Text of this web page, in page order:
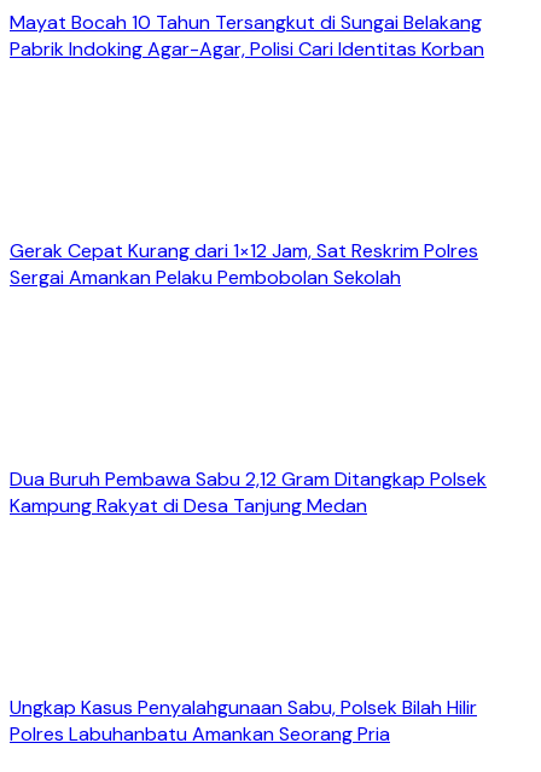
Mayat Bocah 10 Tahun Tersangkut di Sungai Belakang
Pabrik Indoking Agar-Agar, Polisi Cari Identitas Korban
Gerak Cepat Kurang dari 1×12 Jam, Sat Reskrim Polres
Sergai Amankan Pelaku Pembobolan Sekolah
Dua Buruh Pembawa Sabu 2,12 Gram Ditangkap Polsek
Kampung Rakyat di Desa Tanjung Medan
Ungkap Kasus Penyalahgunaan Sabu, Polsek Bilah Hilir
Polres Labuhanbatu Amankan Seorang Pria